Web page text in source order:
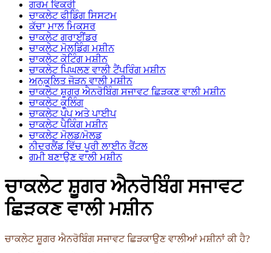
ਗਰਮ ਵਿਕਰੀ
ਚਾਕਲੇਟ ਫੀਡਿੰਗ ਸਿਸਟਮ
ਕੱਚਾ ਮਾਲ ਮਿਕਸਰ
ਚਾਕਲੇਟ ਗਰਾਈਂਡਰ
ਚਾਕਲੇਟ ਮੋਲਡਿੰਗ ਮਸ਼ੀਨ
ਚਾਕਲੇਟ ਕੋਟਿੰਗ ਮਸ਼ੀਨ
ਚਾਕਲੇਟ ਪਿਘਲਣ ਵਾਲੀ ਟੈਂਪਰਿੰਗ ਮਸ਼ੀਨ
ਅਨੁਕੂਲਿਤ ਜੋੜਨ ਵਾਲੀ ਮਸ਼ੀਨ
ਚਾਕਲੇਟ ਸ਼ੂਗਰ ਐਨਰੋਬਿੰਗ ਸਜਾਵਟ ਛਿੜਕਣ ਵਾਲੀ ਮਸ਼ੀਨ
ਚਾਕਲੇਟ ਕੂਲਿੰਗ
ਚਾਕਲੇਟ ਪੰਪ ਅਤੇ ਪਾਈਪ
ਚਾਕਲੇਟ ਪੈਕਿੰਗ ਮਸ਼ੀਨ
ਚਾਕਲੇਟ ਮੋਲਡ/ਮੋਲਡ
ਨੀਦਰਲੈਂਡ ਵਿੱਚ ਪੂਰੀ ਲਾਈਨ ਰੈਂਟਲ
ਗਮੀ ਬਣਾਉਣ ਵਾਲੀ ਮਸ਼ੀਨ
ਚਾਕਲੇਟ ਸ਼ੂਗਰ ਐਨਰੋਬਿੰਗ ਸਜਾਵਟ
ਛਿੜਕਣ ਵਾਲੀ ਮਸ਼ੀਨ
ਚਾਕਲੇਟ ਸ਼ੂਗਰ ਐਨਰੋਬਿੰਗ ਸਜਾਵਟ ਛਿੜਕਾਉਣ ਵਾਲੀਆਂ ਮਸ਼ੀਨਾਂ ਕੀ ਹੈ?